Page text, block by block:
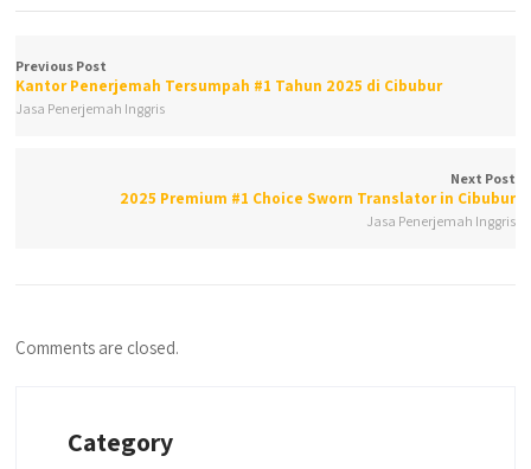
Previous Post
Kantor Penerjemah Tersumpah #1 Tahun 2025 di Cibubur
Jasa Penerjemah Inggris
Next Post
2025 Premium #1 Choice Sworn Translator in Cibubur
Jasa Penerjemah Inggris
Comments are closed.
Category